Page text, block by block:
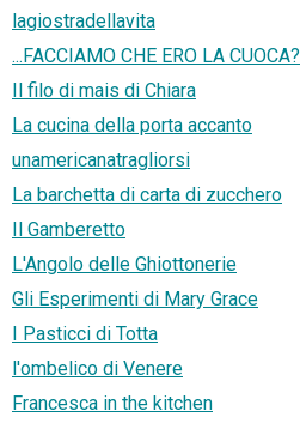
lagiostradellavita
...FACCIAMO CHE ERO LA CUOCA?
Il filo di mais di Chiara
La cucina della porta accanto
unamericanatragliorsi
La barchetta di carta di zucchero
Il Gamberetto
L'Angolo delle Ghiottonerie
Gli Esperimenti di Mary Grace
I Pasticci di Totta
l'ombelico di Venere
Francesca in the kitchen